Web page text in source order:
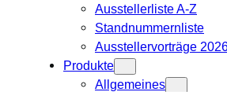
Ausstellerliste A-Z
Standnummernliste
Ausstellervorträge
Produkte
Allgemeines